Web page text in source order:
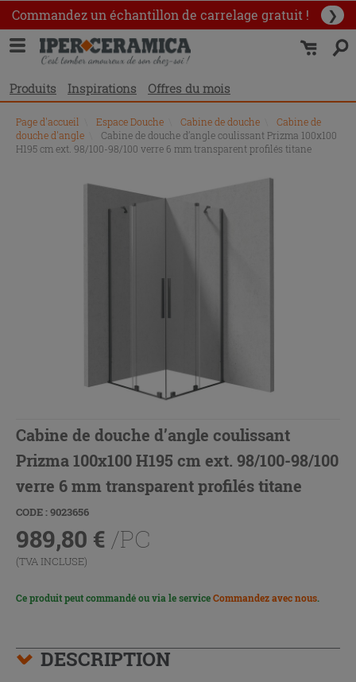
Commandez un échantillon de carrelage gratuit ! ❯
Produits Inspirations Offres du mois
Page d'accueil Espace Douche Cabine de douche
Cabine de
douche d'angle
Cabine de douche d’angle coulissant Prizma 100x100
H195 cm ext. 98/100-98/100 verre 6 mm transparent profilés titane
Cabine de douche d’angle coulissant
Prizma 100x100 H195 cm ext. 98/100-98/100
verre 6 mm transparent profilés titane
CODE : 9023656
989,80 € /PC
(TVA INCLUSE)
Ce produit peut commandé ou via le serviceCommandez avec nous.
DESCRIPTION